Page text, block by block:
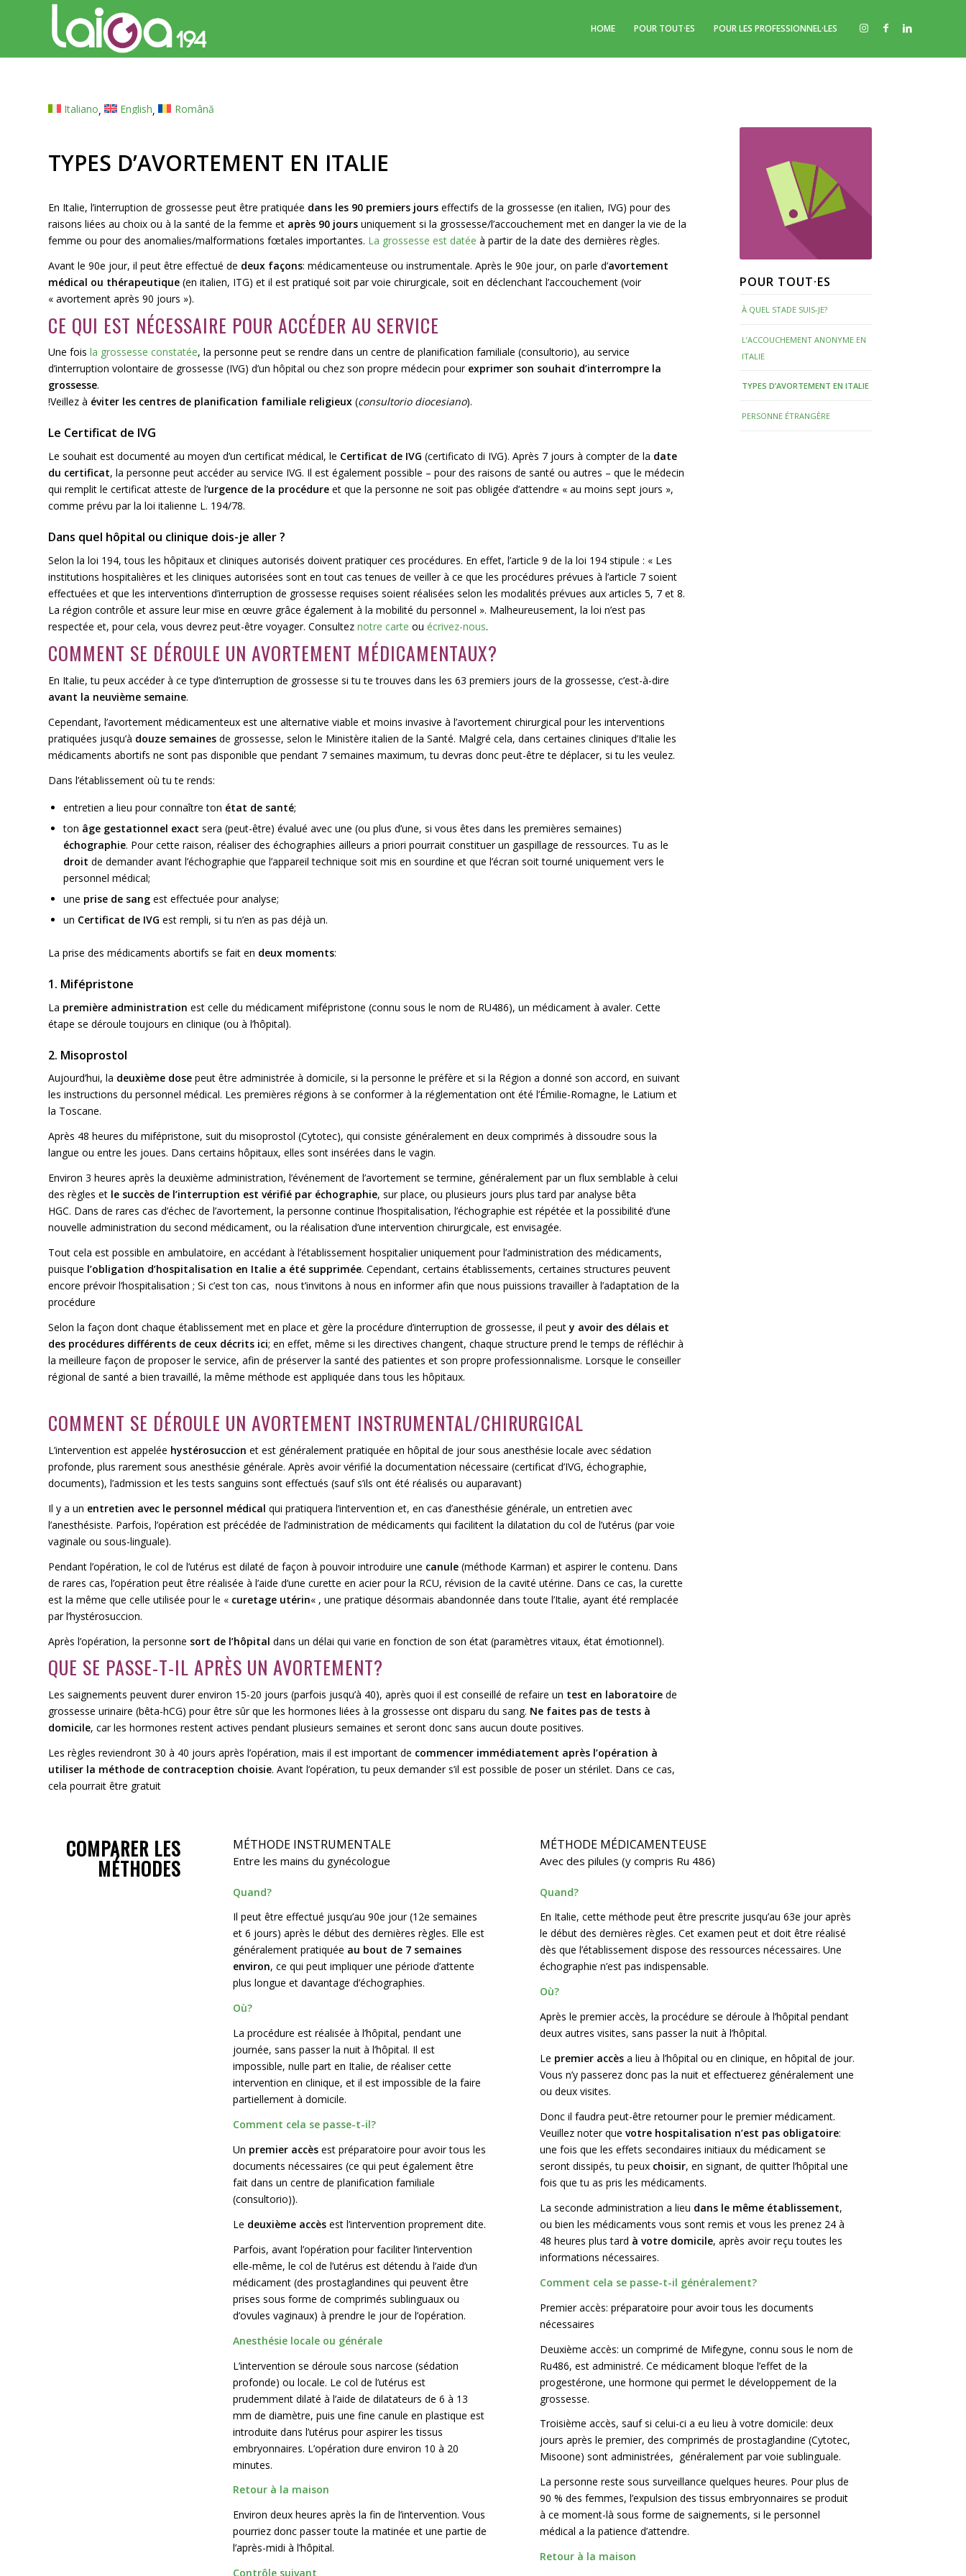
HOME POUR TOUT·ES POUR LES PROFESSIONNEL·LES
Italiano English Română
TYPES D’AVORTEMENT EN ITALIE
En Italie, l’interruption de grossesse peut être pratiquée dans les 90 premiers jours effectifs de la grossesse (en italien, IVG) pour des
raisons liées au choix ou à la santé de la femme et après 90 jours uniquement si la grossesse/l’accouchement met en danger la vie de la
femme ou pour des anomalies/malformations fœtales importantes. La grossesse est datée à partir de la date des dernières règles.
Avant le 90e jour, il peut être effectué de deux façons: médicamenteuse ou instrumentale. Après le 90e jour, on parle d’avortement
médical ou thérapeutique (en italien, ITG) et il est pratiqué soit par voie chirurgicale, soit en déclenchant l’accouchement (voir
« avortement après 90 jours »).
CE QUI EST NÉCESSAIRE POUR ACCÉDER AU SERVICE
Une fois la grossesse constatée, la personne peut se rendre dans un centre de planification familiale (consultorio), au service
d’interruption volontaire de grossesse (IVG) d’un hôpital ou chez son propre médecin pour exprimer son souhait d’interrompre la
grossesse.
!Veillez à éviter les centres de planification familiale religieux (consultorio diocesiano).
Le Certificat de IVG
Le souhait est documenté au moyen d’un certificat médical, le Certificat de IVG (certificato di IVG). Après 7 jours à compter de la date
du certificat, la personne peut accéder au service IVG. Il est également possible – pour des raisons de santé ou autres – que le médecin
qui remplit le certificat atteste de l’urgence de la procédure et que la personne ne soit pas obligée d’attendre « au moins sept jours »,
comme prévu par la loi italienne L. 194/78.
Dans quel hôpital ou clinique dois-je aller ?
Selon la loi 194, tous les hôpitaux et cliniques autorisés doivent pratiquer ces procédures. En effet, l’article 9 de la loi 194 stipule : « Les
institutions hospitalières et les cliniques autorisées sont en tout cas tenues de veiller à ce que les procédures prévues à l’article 7 soient
effectuées et que les interventions d’interruption de grossesse requises soient réalisées selon les modalités prévues aux articles 5, 7 et 8.
La région contrôle et assure leur mise en œuvre grâce également à la mobilité du personnel ». Malheureusement, la loi n’est pas
respectée et, pour cela, vous devrez peut-être voyager. Consultez notre carte ou écrivez-nous.
COMMENT SE DÉROULE UN AVORTEMENT MÉDICAMENTAUX?
En Italie, tu peux accéder à ce type d’interruption de grossesse si tu te trouves dans les 63 premiers jours de la grossesse, c’est-à-dire
avant la neuvième semaine.
Cependant, l’avortement médicamenteux est une alternative viable et moins invasive à l’avortement chirurgical pour les interventions
pratiquées jusqu’à douze semaines de grossesse, selon le Ministère italien de la Santé. Malgré cela, dans certaines cliniques d’Italie les
médicaments abortifs ne sont pas disponible que pendant 7 semaines maximum, tu devras donc peut-être te déplacer, si tu les veulez.
Dans l’établissement où tu te rends:
entretien a lieu pour connaître ton état de santé;
ton âge gestationnel exact sera (peut-être) évalué avec une (ou plus d’une, si vous êtes dans les premières semaines)
échographie. Pour cette raison, réaliser des échographies ailleurs a priori pourrait constituer un gaspillage de ressources. Tu as le
droit de demander avant l’échographie que l’appareil technique soit mis en sourdine et que l’écran soit tourné uniquement vers le
personnel médical;
une prise de sang est effectuée pour analyse;
un Certificat de IVG est rempli, si tu n’en as pas déjà un.
La prise des médicaments abortifs se fait en deux moments:
1. Mifépristone
La première administration est celle du médicament mifépristone (connu sous le nom de RU486), un médicament à avaler. Cette
étape se déroule toujours en clinique (ou à l’hôpital).
2. Misoprostol
Aujourd’hui, la deuxième dose peut être administrée à domicile, si la personne le préfère et si la Région a donné son accord, en suivant
les instructions du personnel médical. Les premières régions à se conformer à la réglementation ont été l’Émilie-Romagne, le Latium et
la Toscane.
Après 48 heures du mifépristone, suit du misoprostol (Cytotec), qui consiste généralement en deux comprimés à dissoudre sous la
langue ou entre les joues. Dans certains hôpitaux, elles sont insérées dans le vagin.
Environ 3 heures après la deuxième administration, l’événement de l’avortement se termine, généralement par un flux semblable à celui
des règles et le succès de l’interruption est vérifié par échographie, sur place, ou plusieurs jours plus tard par analyse bêta
HGC. Dans de rares cas d’échec de l’avortement, la personne continue l’hospitalisation, l’échographie est répétée et la possibilité d’une
nouvelle administration du second médicament, ou la réalisation d’une intervention chirurgicale, est envisagée.
Tout cela est possible en ambulatoire, en accédant à l’établissement hospitalier uniquement pour l’administration des médicaments,
puisque l’obligation d’hospitalisation en Italie a été supprimée. Cependant, certains établissements, certaines structures peuvent
encore prévoir l’hospitalisation ; Si c’est ton cas, nous t’invitons à nous en informer afin que nous puissions travailler à l’adaptation de la
procédure
Selon la façon dont chaque établissement met en place et gère la procédure d’interruption de grossesse, il peuty avoir des délais et
des procédures différents de ceux décrits ici; en effet, même si les directives changent, chaque structure prend le temps de réfléchir à
la meilleure façon de proposer le service, afin de préserver la santé des patientes et son propre professionnalisme. Lorsque le conseiller
régional de santé a bien travaillé, la même méthode est appliquée dans tous les hôpitaux.
COMMENT SE DÉROULE UN AVORTEMENT INSTRUMENTAL/CHIRURGICAL
L’intervention est appelée hystérosuccion et est généralement pratiquée en hôpital de jour sous anesthésie locale avec sédation
profonde, plus rarement sous anesthésie générale. Après avoir vérifié la documentation nécessaire (certificat d’IVG, échographie,
documents), l’admission et les tests sanguins sont effectués (sauf s’ils ont été réalisés ou auparavant)
Il y a un entretien avec le personnel médical qui pratiquera l’intervention et, en cas d’anesthésie générale, un entretien avec
l’anesthésiste. Parfois, l’opération est précédée de l’administration de médicaments qui facilitent la dilatation du col de l’utérus (par voie
vaginale ou sous-linguale).
Pendant l’opération, le col de l’utérus est dilaté de façon à pouvoir introduire une canule (méthode Karman) et aspirer le contenu. Dans
de rares cas, l’opération peut être réalisée à l’aide d’une curette en acier pour la RCU, révision de la cavité utérine. Dans ce cas, la curette
est la même que celle utilisée pour le « curetage utérin« , une pratique désormais abandonnée dans toute l’Italie, ayant été remplacée
par l’hystérosuccion.
Après l’opération, la personne sort de l’hôpital dans un délai qui varie en fonction de son état (paramètres vitaux, état émotionnel).
QUE SE PASSE-T-IL APRÈS UN AVORTEMENT?
Les saignements peuvent durer environ 15-20 jours (parfois jusqu’à 40), après quoi il est conseillé de refaire un test en laboratoire de
grossesse urinaire (bêta-hCG) pour être sûr que les hormones liées à la grossesse ont disparu du sang. Ne faites pas de tests à
domicile, car les hormones restent actives pendant plusieurs semaines et seront donc sans aucun doute positives.
Les règles reviendront 30 à 40 jours après l’opération, mais il est important de commencer immédiatement après l’opération à
utiliser la méthode de contraception choisie. Avant l’opération, tu peux demander s’il est possible de poser un stérilet. Dans ce cas,
cela pourrait être gratuit
POUR TOUT·ES
À QUEL STADE SUIS-JE?
L’ACCOUCHEMENT ANONYME EN
ITALIE
TYPES D’AVORTEMENT EN ITALIE
PERSONNE ÉTRANGÈRE
COMPARER LES
MÉTHODES
MÉTHODE INSTRUMENTALE
Entre les mains du gynécologue
Quand?
Il peut être effectué jusqu’au 90e jour (12e semaines
et 6 jours) après le début des dernières règles. Elle est
généralement pratiquée au bout de 7 semaines
environ, ce qui peut impliquer une période d’attente
plus longue et davantage d’échographies.
Où?
La procédure est réalisée à l’hôpital, pendant une
journée, sans passer la nuit à l’hôpital. Il est
impossible, nulle part en Italie, de réaliser cette
intervention en clinique, et il est impossible de la faire
partiellement à domicile.
Comment cela se passe-t-il?
Un premier accèsest préparatoire pour avoir tous les
documents nécessaires (ce qui peut également être
fait dans un centre de planification familiale
(consultorio)).
Le deuxième accèsest l’intervention proprement dite.
Parfois, avant l’opération pour faciliter l’intervention
elle-même, le col de l’utérus est détendu à l’aide d’un
médicament (des prostaglandines qui peuvent être
prises sous forme de comprimés sublinguaux ou
d’ovules vaginaux) à prendre le jour de l’opération.
Anesthésie locale ou générale
L’intervention se déroule sous narcose (sédation
profonde) ou locale. Le col de l’utérus est
prudemment dilaté à l’aide de dilatateurs de 6 à 13
mm de diamètre, puis une fine canule en plastique est
introduite dans l’utérus pour aspirer les tissus
embryonnaires. L’opération dure environ 10 à 20
minutes.
Retour à la maison
Environ deux heures après la fin de l’intervention. Vous
pourriez donc passer toute la matinée et une partie de
l’après-midi à l’hôpital.
Contrôle suivant
MÉTHODE MÉDICAMENTEUSE
Avec des pilules (y compris Ru 486)
Quand?
En Italie, cette méthode peut être prescrite jusqu’au 63e jour après
le début des dernières règles. Cet examen peut et doit être réalisé
dès que l’établissement dispose des ressources nécessaires. Une
échographie n’est pas indispensable.
Où?
Après le premier accès, la procédure se déroule à l’hôpitalpendant
deux autres visites, sans passer la nuit à l’hôpital.
Le premier accès a lieu à l’hôpital ou en clinique, en hôpital de jour.
Vous n’y passerez donc pas la nuit et effectuerez généralement une
ou deux visites.
Donc il faudra peut-être retourner pour le premier médicament.
Veuillez noter quevotre hospitalisation n’est pas obligatoire:
une fois que les effets secondaires initiaux du médicament se
seront dissipés,tu peux choisir, en signant, de quitter l’hôpital une
fois que tu as pris les médicaments.
La seconde administration a lieu dans le même établissement,
ou bien les médicaments vous sont remis et vous les prenez 24 à
48 heures plus tard à votre domicile, après avoir reçu toutes les
informations nécessaires.
Comment cela se passe-t-il généralement?
Premier accès: préparatoire pour avoir tous les documents
nécessaires
Deuxième accès: un comprimé de Mifegyne, connu sous le nom de
Ru486, est administré.Ce médicament bloque l’effet de la
progestérone, une hormone qui permet le développement de la
grossesse.
Troisième accès, sauf si celui-ci a eu lieu à votre domicile: deux
jours après le premier, des comprimés de prostaglandine (Cytotec,
Misoone) sont administrées, généralement par voie sublinguale.
La personne reste sous surveillance quelques heures. Pour plus de
90 % des femmes, l’expulsion des tissus embryonnaires se produit
à ce moment-là sous forme de saignements, si le personnel
médical a la patience d’attendre.
Retour à la maison